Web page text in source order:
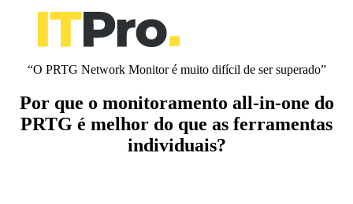
“O PRTG Network Monitor é muito difícil de ser superado”
Por que o monitoramento all-in-one do
PRTG é melhor do que as ferramentas
individuais?